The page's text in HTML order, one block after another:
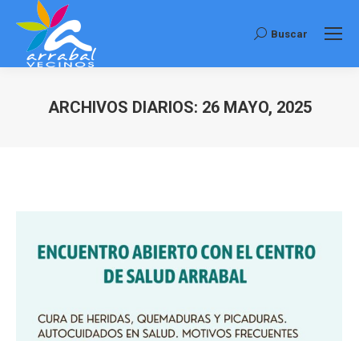
Buscar:
Buscar
ARCHIVOS DIARIOS: 26 MAYO, 2025